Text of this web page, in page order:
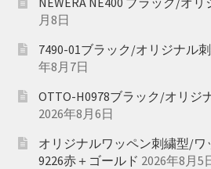
月8日
7490-01ブラック/オリジナル
年8月7日
OTTO-H0978ブラック/オリジ
2026年8月6日
オリジナルワッペン刺繍型/ワ
9226赤＋ゴールド 2026年8月5